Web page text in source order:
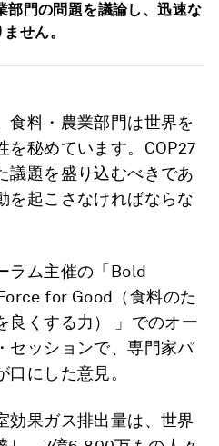
部門の問題を議論し、迅速な
せん。
食料・農業部門は世界を
を秘めています。COP27
議題を盛り込むべきであ
を起こさなければならな
ラム主催の「Bold
for Good（食料のた
良くする力） 」でのオー
セッションで、専門家パ
にした意見。
効果ガス排出量は、世界